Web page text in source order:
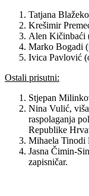
Tatjana
Krešimir
Alen Kičinbaći
Marko Bogadi
Ivica Pavlović
Ostali prisutni:
Stjepan
Nina Vulić, viša
raspolaganja
Republike
Mihaela Tinodi
Jasna Čimin-
zapisničar.